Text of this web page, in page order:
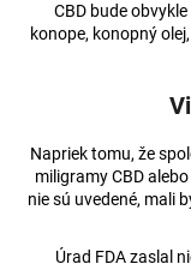
CBD bude
konope, konopný
Napriek tomu, že
miligramy CBD
nie sú uvedené, mali
Úrad FDA zaslal